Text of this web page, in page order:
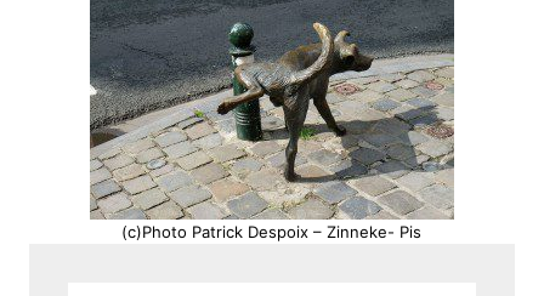
(c)Photo Patrick Despoix – Zinneke- Pis